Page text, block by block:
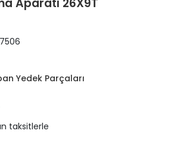
Aparatı 26X9T
Yedek Parçaları
taksitlerle